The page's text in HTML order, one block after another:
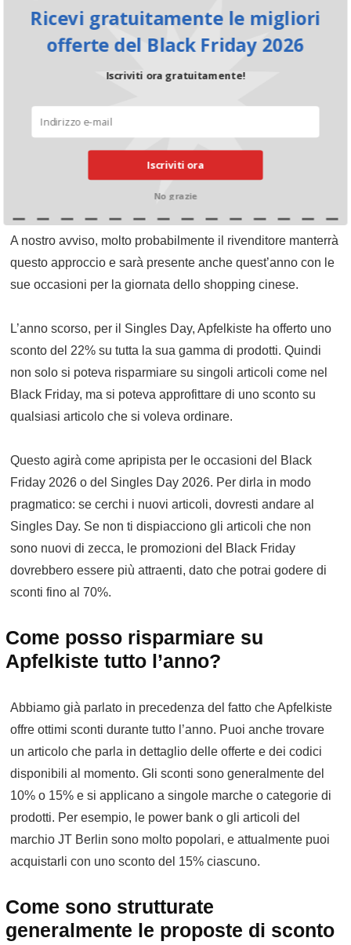
strategia e l’approccio che il negozio online adotta per
coccolare i suoi clienti.
È comunque possibile risparmiare
per il Singles Day 2026 da
Apfelkiste?
A nostro avviso, molto probabilmente il rivenditore manterrà
questo approccio e sarà presente anche quest’anno con le
sue occasioni per la giornata dello shopping cinese.
L’anno scorso, per il Singles Day, Apfelkiste ha offerto uno
sconto del 22% su tutta la sua gamma di prodotti. Quindi
non solo si poteva risparmiare su singoli articoli come nel
Black Friday, ma si poteva approfittare di uno sconto su
qualsiasi articolo che si voleva ordinare.
Questo agirà come apripista per le occasioni del Black
Friday 2026 o del Singles Day 2026. Per dirla in modo
pragmatico: se cerchi i nuovi articoli, dovresti andare al
Singles Day. Se non ti dispiacciono gli articoli che non
sono nuovi di zecca, le promozioni del Black Friday
dovrebbero essere più attraenti, dato che potrai godere di
sconti fino al 70%.
Come posso risparmiare su
Apfelkiste tutto l’anno?
Abbiamo già parlato in precedenza del fatto che Apfelkiste
offre ottimi sconti durante tutto l’anno. Puoi anche trovare
un articolo che parla in dettaglio delle offerte e dei codici
disponibili al momento. Gli sconti sono generalmente del
10% o 15% e si applicano a singole marche o categorie di
prodotti. Per esempio, le power bank o gli articoli del
marchio JT Berlin sono molto popolari, e attualmente puoi
acquistarli con uno sconto del 15% ciascuno.
Come sono strutturate
generalmente le proposte di sconto
Iscriviti ora
Ricevi gratuitamente le migliori
offerte del Black Friday 2026
Iscriviti ora gratuitamente!
No grazie